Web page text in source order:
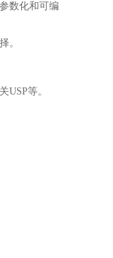
数化和可编
。
USP等。